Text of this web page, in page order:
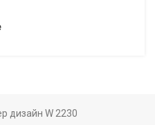
дизайн W 2230